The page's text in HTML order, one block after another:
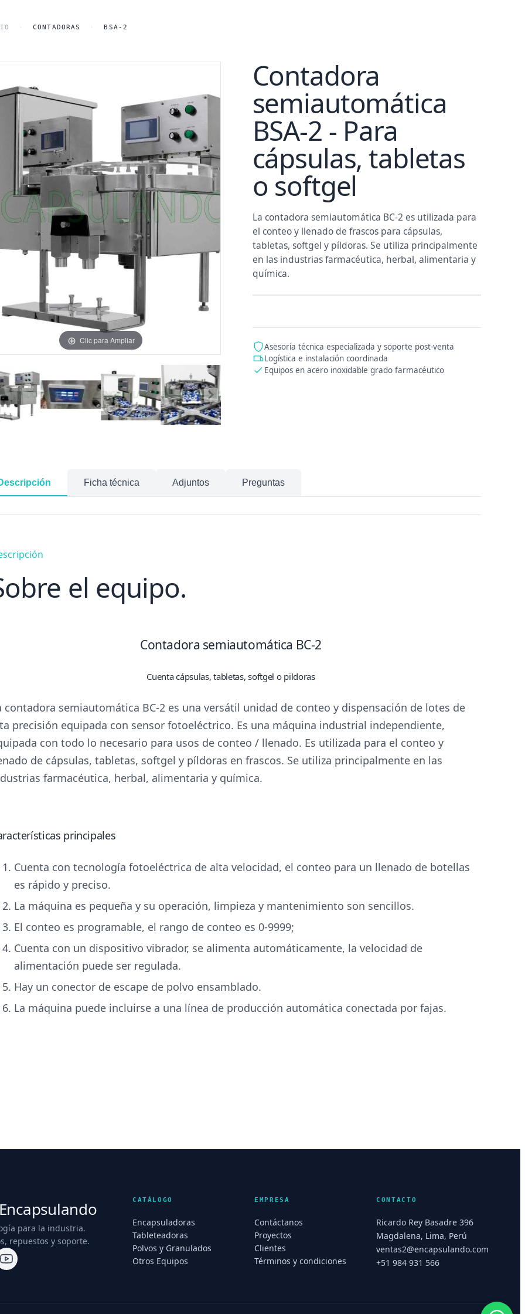
CONTADORAS BSA-2
Clic para Ampliar
Contadora
semiautomática
BSA-2 - Para
cápsulas, tabletas
o softgel
La contadora semiautomática BC-2 es utilizada para
el conteo y llenado de frascos para cápsulas,
tabletas, softgel y píldoras. Se utiliza principalmente
en las industrias farmacéutica, herbal, alimentaria y
química.
Asesoría técnica especializada y soporte post-venta
Logística e instalación coordinada
Equipos en acero inoxidable grado farmacéutico
Ficha técnica Adjuntos Preguntas
el equipo.
Contadora semiautomática BC-2
Cuenta cápsulas, tabletas, softgel o pildoras
contadora semiautomática BC-2 es una versátil unidad de conteo y dispensación de lotes de
precisión equipada con sensor fotoeléctrico. Es una máquina industrial independiente,
con todo lo necesario para usos de conteo / llenado. Es utilizada para el conteo y
de cápsulas, tabletas, softgel y píldoras en frascos. Se utiliza principalmente en las
farmacéutica, herbal, alimentaria y química.
principales
Cuenta con tecnología fotoeléctrica de alta velocidad, el conteo para un llenado de botellas
es rápido y preciso.
La máquina es pequeña y su operación, limpieza y mantenimiento son sencillos.
El conteo es programable, el rango de conteo es 0-9999;
Cuenta con un dispositivo vibrador, se alimenta automáticamente, la velocidad de
alimentación puede ser regulada.
Hay un conector de escape de polvo ensamblado.
La máquina puede incluirse a una línea de producción automática conectada por fajas.
para la industria.
repuestos y soporte.
CATÁLOGO
Encapsuladoras
Tableteadoras
Polvos y Granulados
Otros Equipos
EMPRESA
Contáctanos
Proyectos
Clientes
Términos y condiciones
CONTACTO
Ricardo Rey Basadre 396
Magdalena, Lima, Perú
ventas2@encapsulando.com
+51 984 931 566